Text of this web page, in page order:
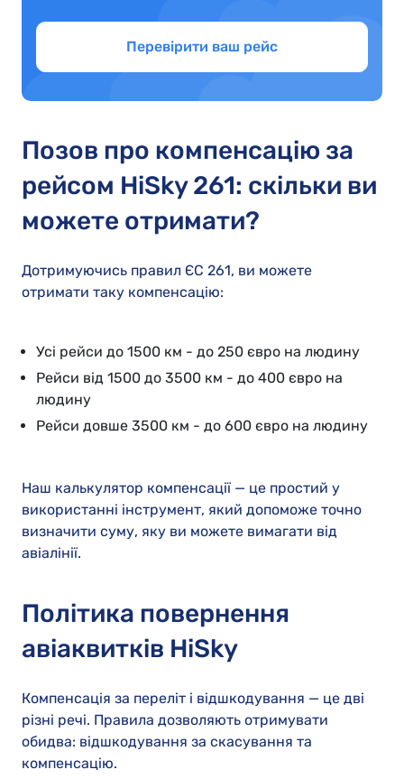
Перевірити ваш рейс
Позов про компенсацію за
рейсом HiSky 261: скільки ви
можете отримати?
Дотримуючись правил ЄС 261, ви можете
отримати таку компенсацію:
Усі рейси до 1500 км - до 250 євро на людину
Рейси від 1500 до 3500 км - до 400 євро на
людину
Рейси довше 3500 км - до 600 євро на людину
Наш калькулятор компенсації — це простий у
використанні інструмент, який допоможе точно
визначити суму, яку ви можете вимагати від
авіалінії.
Політика повернення
авіаквитків HiSky
Компенсація за переліт і відшкодування — це дві
різні речі. Правила дозволяють отримувати
обидва: відшкодування за скасування та
компенсацію.